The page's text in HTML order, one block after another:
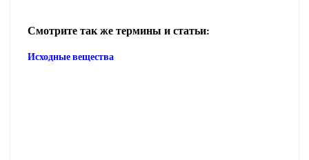
Смотрите так же термины и статьи:
Исходные вещества